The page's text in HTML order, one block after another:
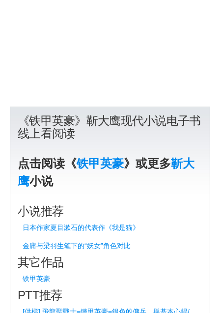
《铁甲英豪》靳大鹰现代小说电子书
线上看阅读
点击阅读《铁甲英豪》或更多靳大
鹰小说
小说推荐
日本作家夏目漱石的代表作《我是猫》
金庸与梁羽生笔下的“妖女”角色对比
其它作品
铁甲英豪
PTT推荐